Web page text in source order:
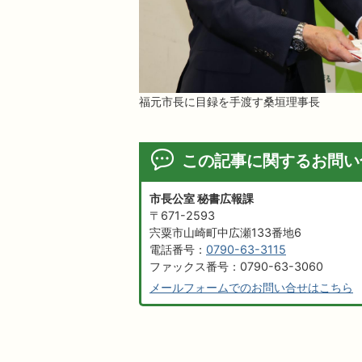
福元市長に目録を手渡す桑垣理事長
この記事に関するお問
市長公室 秘書広報課
〒671-2593
宍粟市山崎町中広瀬133番地6
電話番号： 0790-63-3115
ファックス番号：0790-63-3060
メールフォームでのお問い合せはこちら